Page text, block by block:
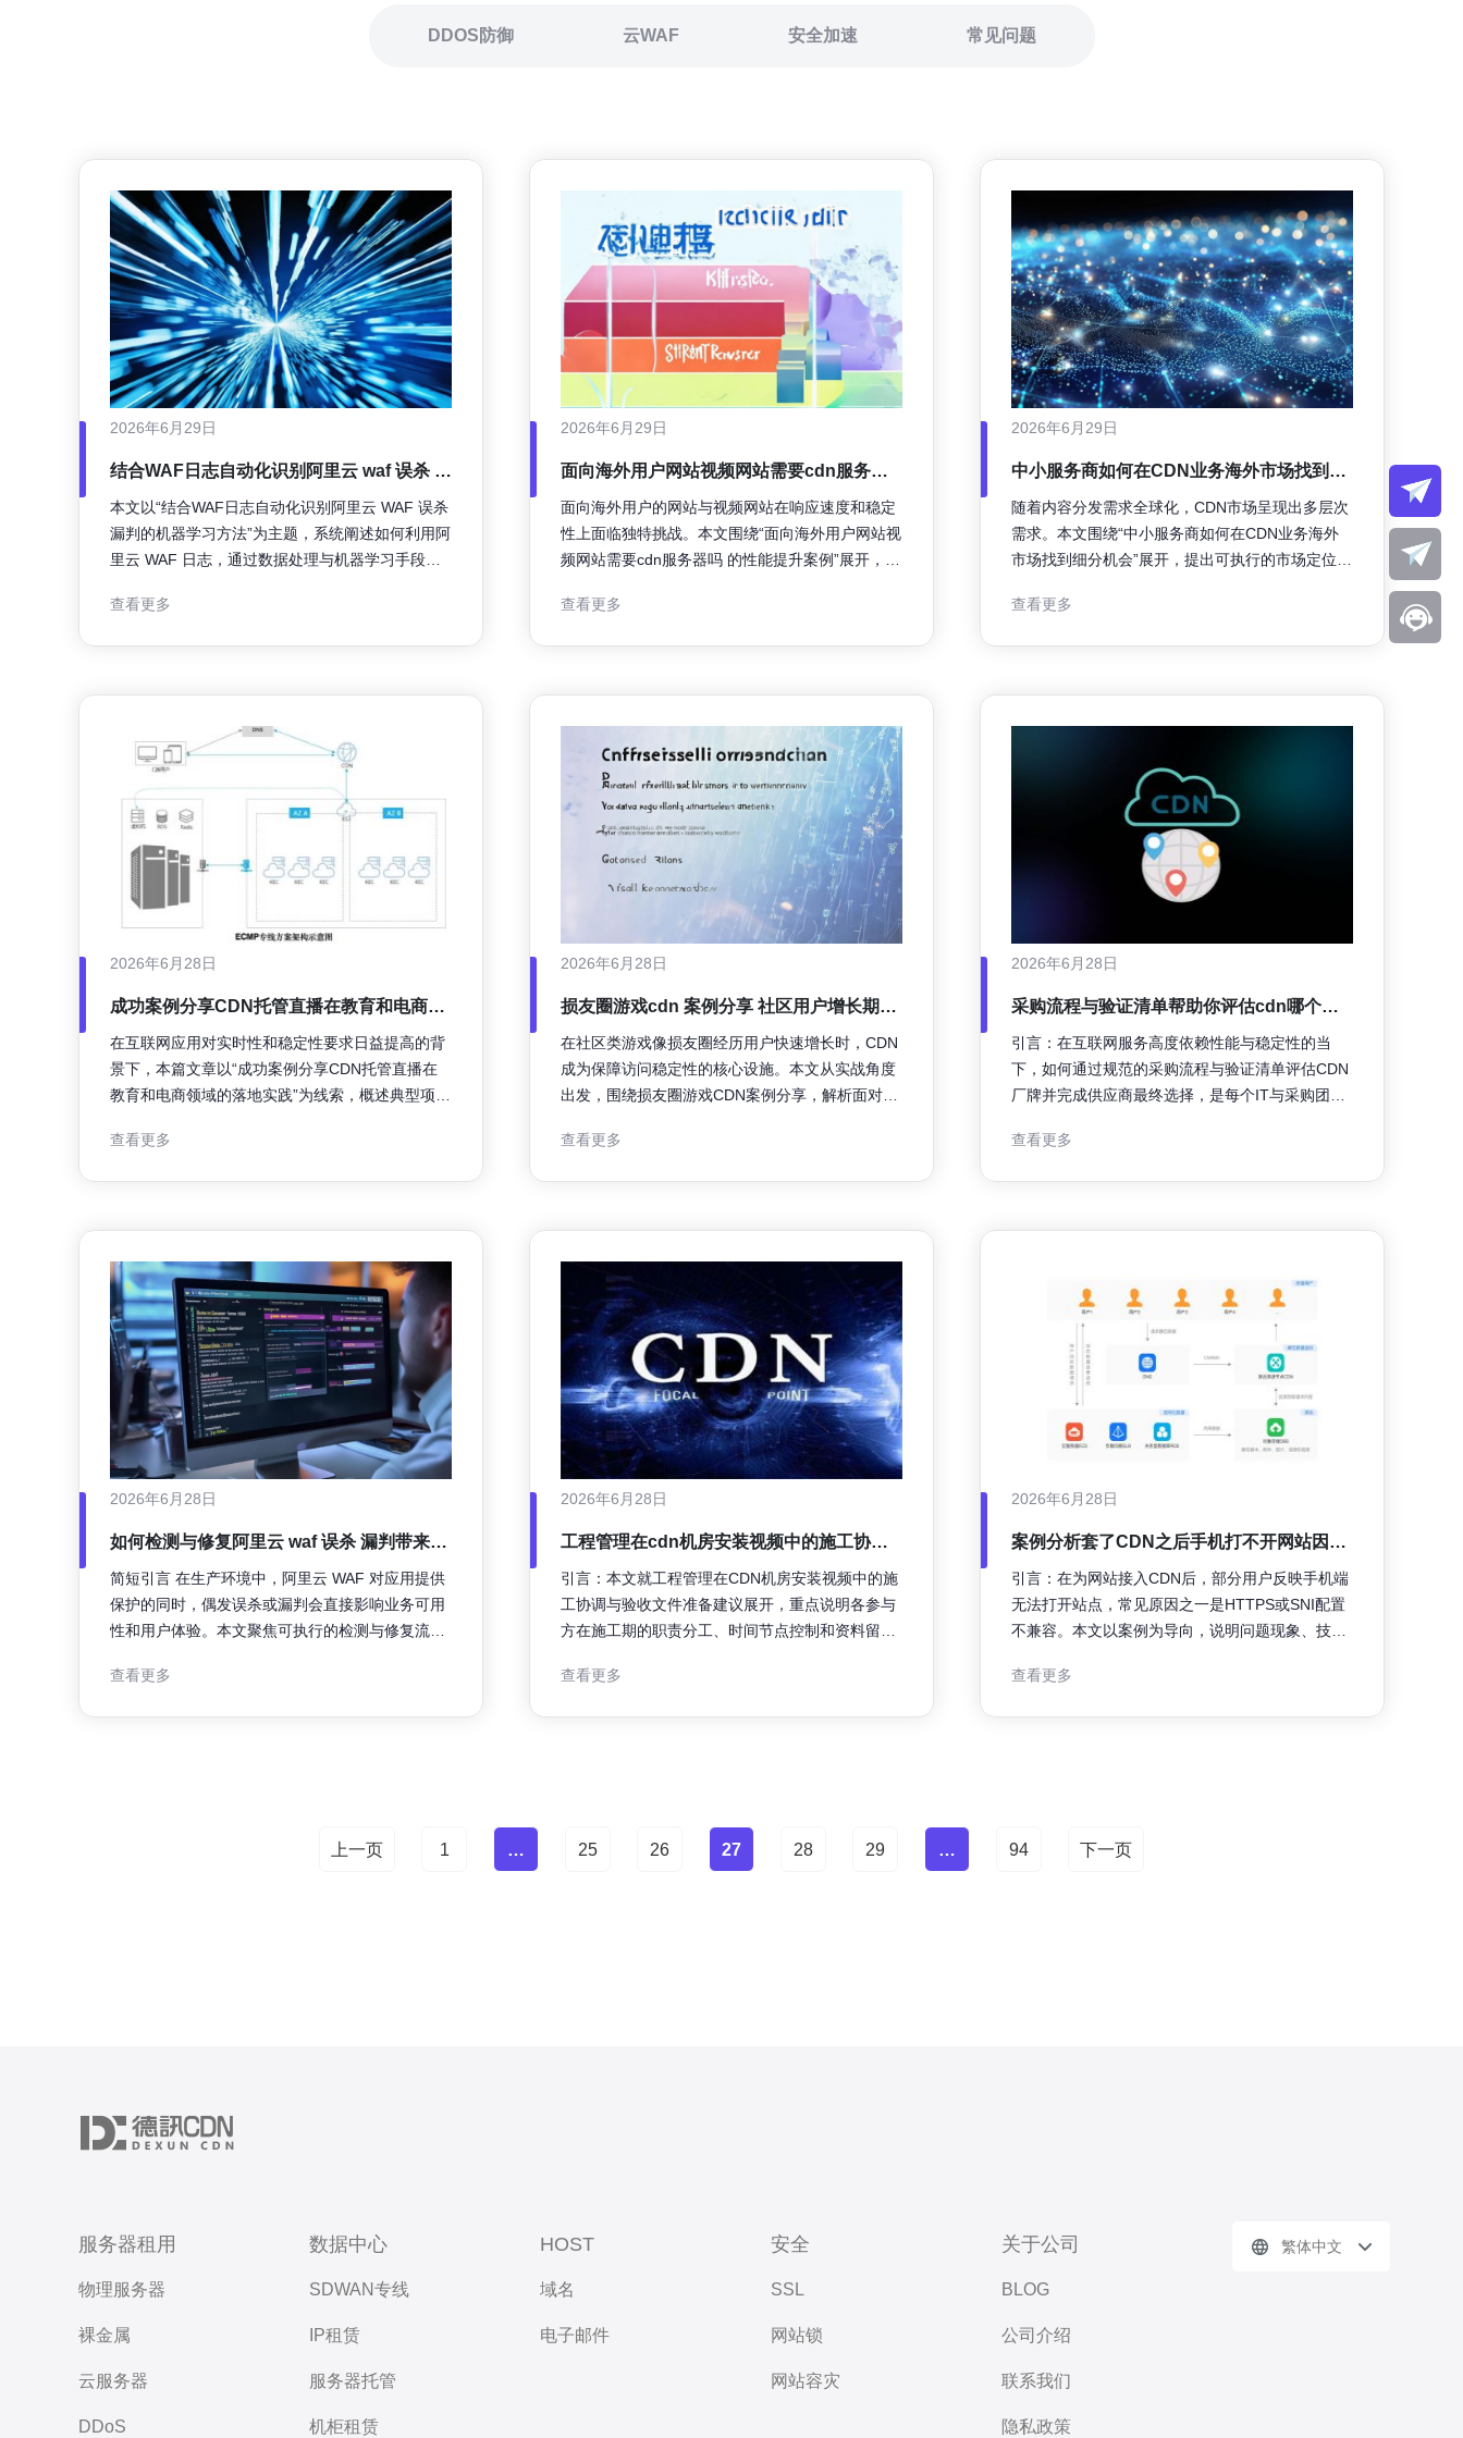
DDOS防御 云WAF 安全加速 常见问题
2026年6月29日
结合WAF日志自动化识别阿里云 waf 误杀 漏
本文以“结合WAF日志自动化识别阿里云 WAF 误杀
漏判的机器学习方法”为主题，系统阐述如何利用阿
里云 WAF 日志，通过数据处理与机器学习手段自
量，并形成运维与模型的闭环优化机制。 阿里云
查看更多
2026年6月29日
面向海外用户网站视频网站需要cdn服务器
面向海外用户的网站与视频网站在响应速度和稳定
性上面临独特挑战。本文围绕“面向海外用户网站视
频网站需要cdn服务器吗 的性能提升案例”展开，结
供可执行建议，兼顾SEO与GEO优化考虑。 海外
查看更多
2026年6月29日
中小服务商如何在CDN业务海外市场找到细
随着内容分发需求全球化，CDN市场呈现出多层次
需求。本文围绕“中小服务商如何在CDN业务海外
市场找到细分机会”展开，提出可执行的市场定位、
放大差异化价值。 一、把握海外市场切片：如何定
查看更多
2026年6月28日
成功案例分享CDN托管直播在教育和电商领
在互联网应用对实时性和稳定性要求日益提高的背
景下，本篇文章以“成功案例分享CDN托管直播在
教育和电商领域的落地实践”为线索，概述典型项目
快速把握要点，提升直播服务质量与用户体验。 项
查看更多
2026年6月28日
损友圈游戏cdn 案例分享 社区用户增长期内
在社区类游戏像损友圈经历用户快速增长时，CDN
成为保障访问稳定性的核心设施。本文从实战角度
出发，围绕损友圈游戏CDN案例分享，解析面对高
提供可复制的实践参考与优化建议。 损友圈游戏
查看更多
2026年6月28日
采购流程与验证清单帮助你评估cdn哪个厂
引言：在互联网服务高度依赖性能与稳定性的当
下，如何通过规范的采购流程与验证清单评估CDN
厂牌并完成供应商最终选择，是每个IT与采购团队
合规与测试等方面，提供可执行的步骤与核验点，
查看更多
2026年6月28日
如何检测与修复阿里云 waf 误杀 漏判带来的
简短引言 在生产环境中，阿里云 WAF 对应用提供
保护的同时，偶发误杀或漏判会直接影响业务可用
性和用户体验。本文聚焦可执行的检测与修复流
开发团队参考。 阿里云 WAF 常见误杀与漏判类型
查看更多
2026年6月28日
工程管理在cdn机房安装视频中的施工协调
引言：本文就工程管理在CDN机房安装视频中的施
工协调与验收文件准备建议展开，重点说明各参与
方在施工期的职责分工、时间节点控制和资料留存
结合常见风险点提出可操作性流程与文件清单，便
查看更多
2026年6月28日
案例分析套了CDN之后手机打不开网站因
引言：在为网站接入CDN后，部分用户反映手机端
无法打开站点，常见原因之一是HTTPS或SNI配置
不兼容。本文以案例为导向，说明问题现象、技术
运维团队快速定位并恢复移动端访问。 问题现象与
查看更多
上一页 1 … 25 26 27 28 29 … 94 下一页
服务器租用
物理服务器
裸金属
云服务器
DDoS
数据中心
SDWAN专线
IP租赁
服务器托管
机柜租赁
HOST
域名
电子邮件
安全
SSL
网站锁
网站容灾
关于公司
BLOG
公司介绍
联系我们
隐私政策
繁体中文